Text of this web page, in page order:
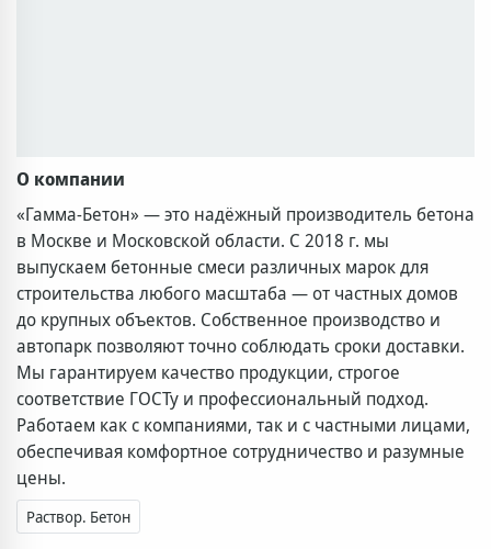
О компании
«Гамма-Бетон» — это надёжный производитель бетона
в Москве и Московской области. С 2018 г. мы
выпускаем бетонные смеси различных марок для
строительства любого масштаба — от частных домов
до крупных объектов. Собственное производство и
автопарк позволяют точно соблюдать сроки доставки.
Мы гарантируем качество продукции, строгое
соответствие ГОСТу и профессиональный подход.
Работаем как с компаниями, так и с частными лицами,
обеспечивая комфортное сотрудничество и разумные
цены.
Раствор. Бетон